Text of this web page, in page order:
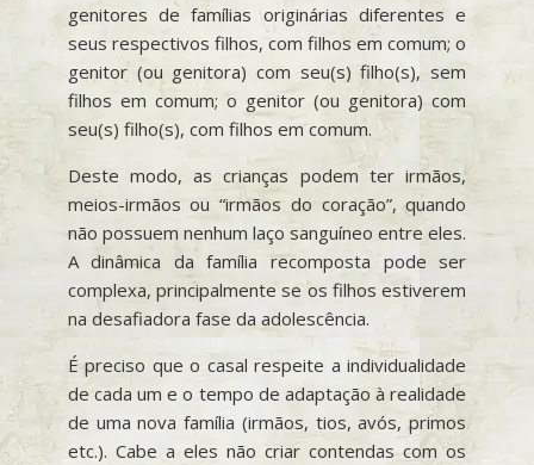
genitores de famílias originárias diferentes e
seus respectivos filhos, com filhos em comum; o
genitor (ou genitora) com seu(s) filho(s), sem
filhos em comum; o genitor (ou genitora) com
seu(s) filho(s), com filhos em comum.
Deste modo, as crianças podem ter irmãos,
meios-irmãos ou “irmãos do coração”, quando
não possuem nenhum laço sanguíneo entre eles.
A dinâmica da família recomposta pode ser
complexa, principalmente se os filhos estiverem
na desafiadora fase da adolescência.
É preciso que o casal respeite a individualidade
de cada um e o tempo de adaptação à realidade
de uma nova família (irmãos, tios, avós, primos
etc.). Cabe a eles não criar contendas com os